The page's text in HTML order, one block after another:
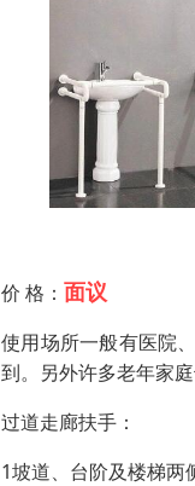
价 格： 面议
使用场所一般有医院
到。另外许多老年家庭
过道走廊扶手：
1坡道、台阶及楼梯两